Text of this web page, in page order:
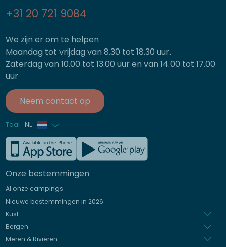
+31 20 721 9084
We zijn er om te helpen
Maandag tot vrijdag van 8.30 tot 18.30 uur.
Zaterdag van 10.00 tot 13.00 uur en van 14.00 tot 17.00
uur
Neem contact op
Taal NL
Frans
Engels
Duits
Italiaans
Onze bestemmingen
Al onze campings
Nieuwe bestemmingen in 2026
Kust
Bergen
Meren & Rivieren